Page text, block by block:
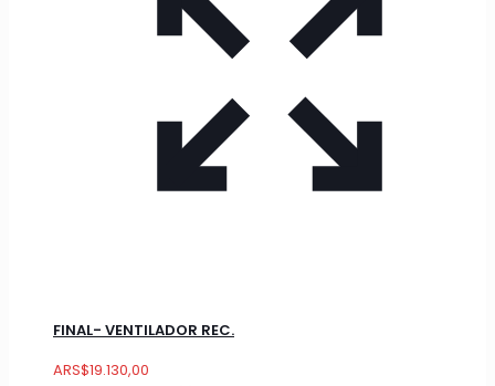
FINAL- VENTILADOR REC.
ARS$19.130,00